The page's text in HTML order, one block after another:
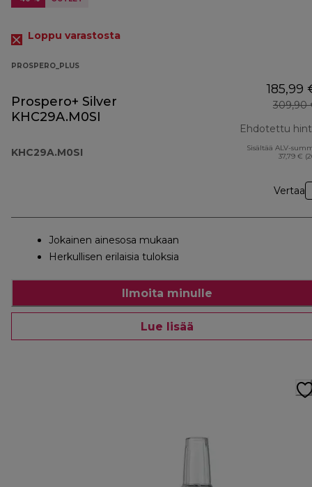
Loppu varastosta
PROSPERO_PLUS
Prospero+ Silver
KHC29A.M0SI
KHC29A.M0SI
185,99
309,90
Ehdotettu
Sisältää ALV-
37,79 €
Vertaa
Jokainen ainesosa mukaan
Herkullisen erilaisia tuloksia
Ilmoita minulle
Lue lisää